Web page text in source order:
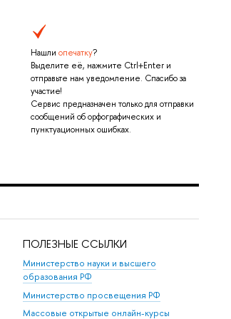
Нашли опечатку?
Выделите её, нажмите Ctrl+Enter и
отправьте нам уведомление. Спасибо за
участие!
Сервис предназначен только для отправки
сообщений об орфографических и
пунктуационных ошибках.
ПОЛЕЗНЫЕ ССЫЛКИ
Министерство науки и высшего
образования РФ
Министерство просвещения РФ
Массовые открытые онлайн-курсы